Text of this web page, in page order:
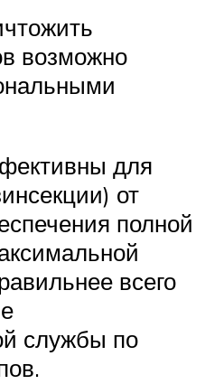
возможно
для
от
полной
всего
службы по